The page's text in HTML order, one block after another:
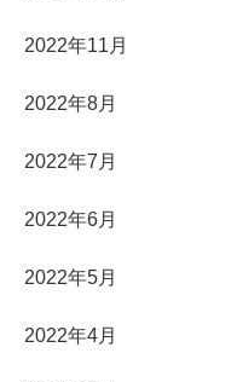
2022年11月
2022年8月
2022年7月
2022年6月
2022年5月
2022年4月